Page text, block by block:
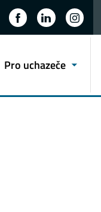
Pro uchazeče